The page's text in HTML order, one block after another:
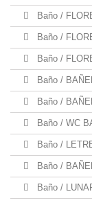
Baño /
Baño /
Baño /
Baño /
Baño /
Baño / WC
Baño /
Baño /
Baño /